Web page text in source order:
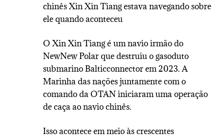
chinês Xin Xin Tiang estava navegando sobre
ele quando aconteceu
O Xin Xin Tiang é um navio irmão do
NewNew Polar que destruiu o gasoduto
submarino Balticconnector em 2023. A
Marinha das nações juntamente com o
comando da OTAN iniciaram uma operação
de caça ao navio chinês.
Isso acontece em meio às crescentes